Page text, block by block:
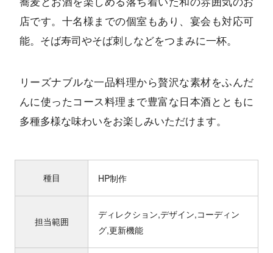
店です。十名様までの個室もあり、宴会も対応可
能。そば寿司やそば刺しなどをつまみに一杯。
リーズナブルな一品料理から贅沢な素材をふんだ
んに使ったコース料理まで豊富な日本酒とともに
多種多様な味わいをお楽しみいただけます。
種目 HP制作
担当範囲
ディレクション,デザイン,コーディン
グ,更新機能